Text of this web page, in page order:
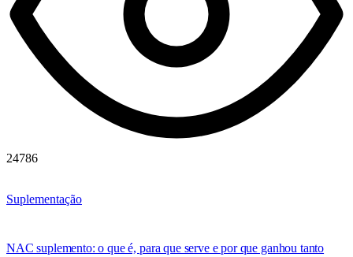
24786
Suplementação
NAC suplemento: o que é, para que serve e por que ganhou tanto